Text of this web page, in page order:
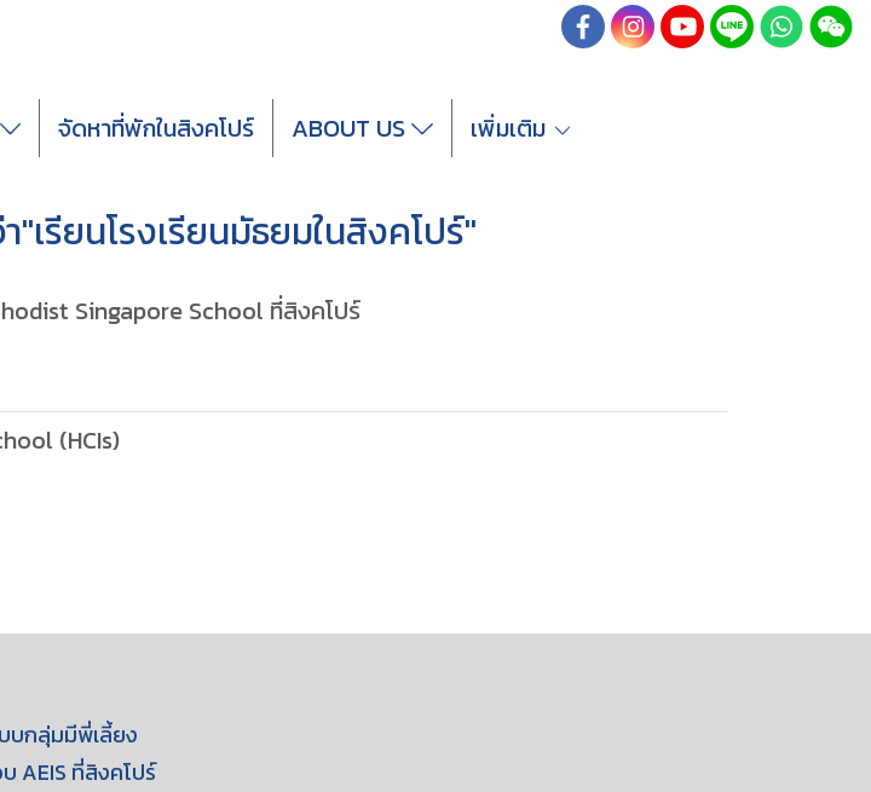
จัดหาที่พักในสิงคโปร์ ABOUT US เพิ่มเติม
เรียนโรงเรียนมัธยมในสิงคโปร์"
Singapore School ที่สิงคโปร์
(HCIs)
บบกลุ่มมีพี่เลี้ยง
AEIS ที่สิงคโปร์